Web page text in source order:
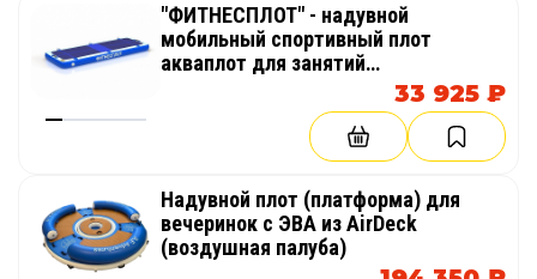
"ФИТНЕСПЛОТ" - надувной
мобильный спортивный плот
акваплот для занятий
аквафитнесом в бассейне на воде
33 925 ₽
Надувной плот (платформа) для
вечеринок с ЭВА из AirDeck
(воздушная палуба)